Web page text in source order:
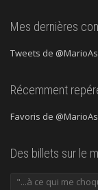
Mes dernières
Tweets de
Récemment
Favoris de
Des billets sur le
"...à ce qui me